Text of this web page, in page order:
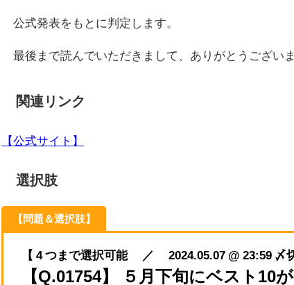
公式発表をもとに判定します。
最後まで読んでいただきまして、ありがとうございま
関連リンク
【公式サイト】
選択肢
【問題＆選択肢】
【 4 つまで選択可能 ／ 2024.05.07 @ 23:59 〆切
【Q.01754】 ５月下旬にベスト10